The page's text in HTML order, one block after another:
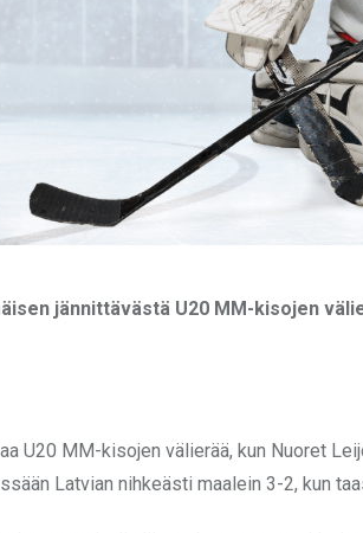
jännittävästä U20 MM-kisojen
U20 MM-kisojen välierää, kun Nuoret
Latvian nihkeästi maalein 3-2, kun